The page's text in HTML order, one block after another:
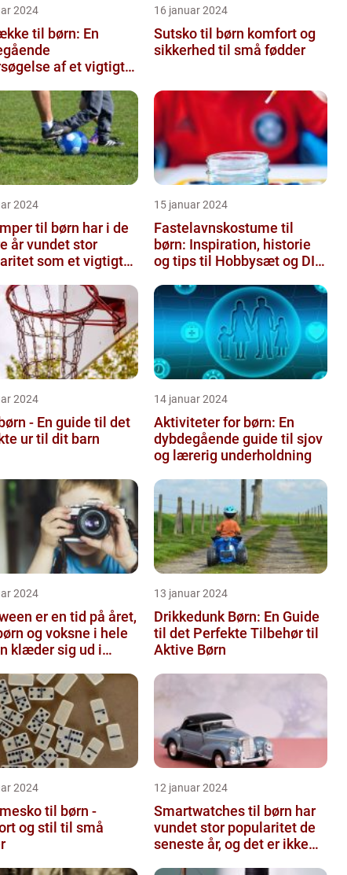
2024
til børn: En
af et vigtigt
16 januar 2024
Sutsko til børn komfort og
sikkerhed til små fødder
2024
til børn har i de
år vundet stor
som et vigtigt
15 januar 2024
Fastelavnskostume til
børn: Inspiration, historie
og tips til Hobbysæt og DIY-
2024
- En guide til det
ur til dit barn
14 januar 2024
Aktiviteter for børn: En
dybdegående guide til sjov
og lærerig underholdning
2024
er en tid på året,
og voksne i hele
klæder sig ud i
13 januar 2024
Drikkedunk Børn: En Guide
til det Perfekte Tilbehør til
Aktive Børn
2024
til børn -
og stil til små
12 januar 2024
Smartwatches til børn har
vundet stor popularitet de
seneste år, og det er ikke